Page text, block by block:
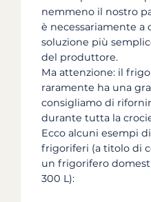
nemmeno il nostro
è necessariamente a
soluzione più
del produttore.
Ma attenzione: il
raramente ha una
consigliamo di
durante tutta la
Ecco alcuni esempi
frigoriferi (a titolo di
un frigorifero
300 L):